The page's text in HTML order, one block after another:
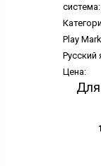
система:
Play
Русский
Цена:
Для